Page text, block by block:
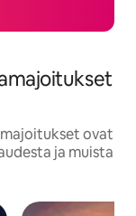
ovat
ja muista